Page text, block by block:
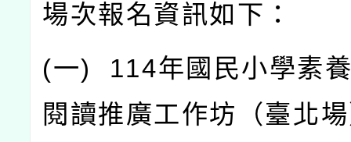
場次報名資訊如下：
(一) 114年國民小學素
閱讀推廣工作坊（臺北